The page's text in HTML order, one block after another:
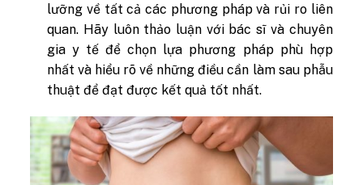
lưỡng về tất cả các phương pháp và rủi ro liên
quan. Hãy luôn thảo luận với bác sĩ và chuyên
gia y tế để chọn lựa phương pháp phù hợp
nhất và hiểu rõ về những điều cần làm sau phẫu
thuật để đạt được kết quả tốt nhất.